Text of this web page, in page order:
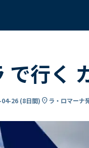
で行く
04-26 (8日間) location_onラ・ロマーナ